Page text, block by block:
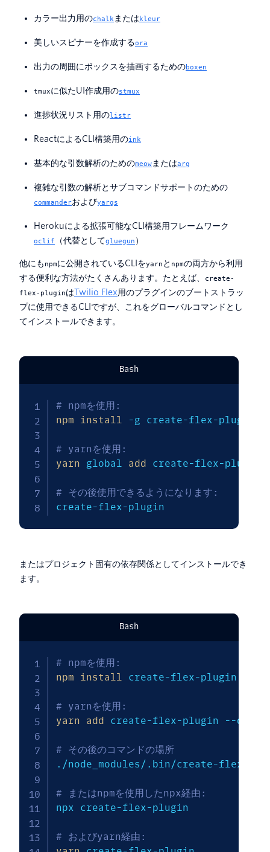
カラー出力用のchalkまたは kleur
美しいスピナーを作成するora
出力の周囲にボックスを描画するためのboxen
tmuxに似たUI作成用のstmux
進捗状況リスト用のlistr
ReactによるCLI構築用のink
基本的な引数解析のためのmeowまたはarg
複雑な引数の解析とサブコマンドサポートのための
commanderおよびyargs
Herokuによる拡張可能なCLI構築用フレームワーク
oclif （代替としてgluegun ）
他にも npmに公開されているCLIをyarn と npmの両方から利用
する便利な方法がたくさんあります。たとえば、
create-
flex-pluginはTwilio Flex用のプラグインのブートストラッ
プに使用できるCLIですが、これをグローバルコマンドとし
てインストールできます。
Bash
# npmを使用:
npm
install -g create-flex-plugin
# yarnを使用:
yarn global add create-flex-plugin
# その後使用できるようになります:
create-flex-plugin
またはプロジェクト固有の依存関係としてインストールでき
ます。
Bash
# npmを使用:
npm
install create-flex-plugin --
# yarnを使用:
yarn
add create-flex-plugin --dev
# その後のコマンドの場所
./node_modules/.bin/create-flex-
# またはnpmを使用したnpx経由:
npx create-flex-plugin
# およびyarn経由: